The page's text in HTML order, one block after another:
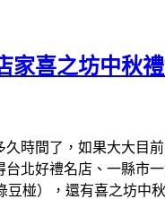
家喜之坊中秋
時間了，如果大大目
北好禮名店、一縣
椪），還有喜之坊中